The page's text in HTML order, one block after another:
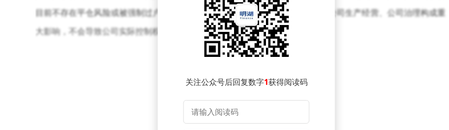
目前不存在平仓风险或被强制过户风险。控股股东本次部分股份质押事项不会对公司生产经营、公司治理构成重
大影响，不会导致公司实际控制权发生变更。
关注公众号后回复数字1获得阅读码